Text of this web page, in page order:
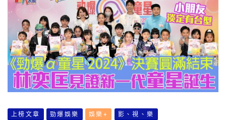
上榜文章 勁爆娛樂 娛樂+ 影、視、樂